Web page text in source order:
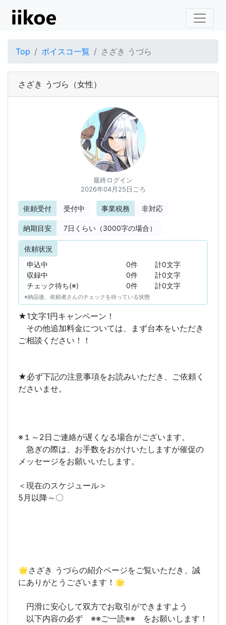
Top ボイスコ一覧 さざき うづら
さざき うづら （女性）
最終ログイン
2026年04月25日ごろ
依頼受付 受付中 事業税務 非対応
納期目安 7日くらい（3000字の場合）
依頼状況
申込中
0件
計0文字
収録中
0件
計0文字
チェック待ち(※)
0件 計0文字
※納品後、依頼者さんのチェックを待っている状態
★1文字1円キャンペーン！
その他追加料金については、まず台本をいただき
ご相談ください！！
★必ず下記の注意事項をお読みいただき、ご依頼く
ださいませ。
※１～2日ご連絡が遅くなる場合がございます。
急ぎの際は、お手数をおかけいたしますが催促の
メッセージをお願いいたします。
＜現在のスケジュール＞
5月以降～〇
🌟さざき うづらの紹介ページをご覧いただき、誠
にありがとうございます！🌟
円滑に安心して双方でお取引ができますよう
以下内容の必ず ※※ご一読※※ をお願いします！